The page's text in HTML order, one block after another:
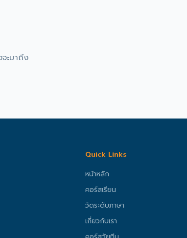
ะมาถึง
Quick Links
หน้าหลัก
คอร์สเรียน
วัดระดับภาษา
เกี่ยวกับเรา